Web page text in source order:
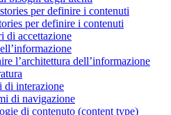
per definire i contenuti
per definire i contenuti
di accettazione
l’architettura dell’informazione
di interazione
di navigazione
di contenuto (content type)